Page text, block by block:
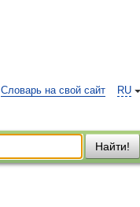
RU
Словарь на свой сайт
Найти!